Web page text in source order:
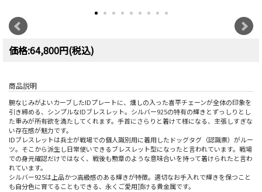
価格:64,800円(税込)
商品説明
腕なじみがよいカーブしたIDプレートに、燻しの入った喜平チェーンが全体の印象を
引き締める、シンプルなIDブレスレット。シルバー925の特有の輝きとずっしりとし
た重みが所有欲を満たしてくれます。手首にさらりと着けて様になる、主張しすぎな
い存在感が魅力です。
IDブレスレットは兵士が戦場での個人識別用に着用したドッグタグ（認識票）がルー
ツ。そこから派生し日常使いできるブレスレット型になったと言われています。戦場
での身元確認だけではなく、戦後も勲章のような意味合いを持って着けられたと言わ
れています。
シルバー925は上品かつ高級感のある輝きが特徴。適切なお手入れで輝きを保つこと
も自分色に育てることもできる、永くご愛用頂ける貴金属です。